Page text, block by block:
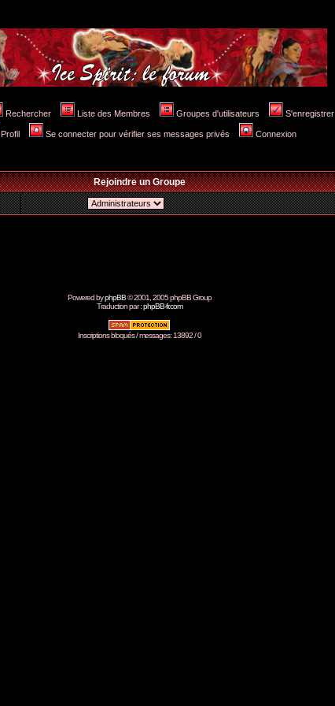
Rechercher Liste des Membres Groupes d'utilisateurs S'enregistrer
Profil Se connecter pour vérifier ses messages privés Connexion
Rejoindre un Groupe
Powered byphpBB© 2001, 2005 phpBB Group
Traduction par :phpBB-fr.com
Inscriptions bloqués / messages: 13892 / 0